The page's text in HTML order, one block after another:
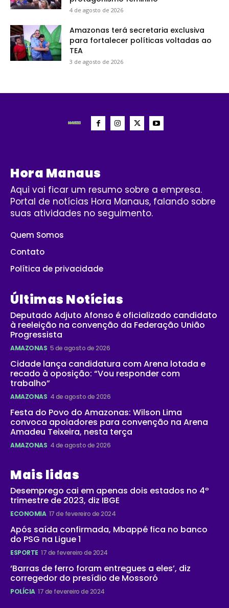
4 de agosto de 2026
Amazonas terá secretaria exclusiva
para fortalecer políticas voltadas ao
TEA
3 de agosto de 2026
Hora Manaus
Aqui vai ficar um resumo sobre a empresa.
Portal de notícias Hora Manaus, falando sobre
suas atividades no seguimento.
Quem Somos
Contato
Política de privacidade
Últimas Notícias
Deputado Adjuto Afonso é oficializado candidato
à reeleição na convenção da Federação União
Progressista
AMAZONAS 5 de agosto de 2026
Cidade lança candidatura com Arena lotada e
recado à oposição: “Vou responder com
trabalho”
AMAZONAS 4 de agosto de 2026
Festa do Povo do Amazonas: Wilson Lima
convoca apoiadores para convenção na Arena
Amadeu Teixeira, nesta terça
AMAZONAS 4 de agosto de 2026
Mais lidas
Desemprego cai em apenas dois estados no 4º
trimestre de 2023, diz IBGE
ECONOMIA 17 de fevereiro de 2024
Após saída confirmada, Mbappé fica no banco
do PSG na Ligue 1
ESPORTE 17 de fevereiro de 2024
‘Barras de ferro foram entregues a eles’, diz
corregedor do presídio de Mossoró
POLÍCIA 17 de fevereiro de 2024